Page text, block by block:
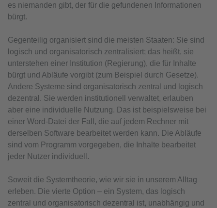
es niemanden gibt, der für die gefundenen Informationen
bürgt.
Gegenteilig organisiert sind die meisten Staaten: Sie sind
logisch und organisatorisch zentralisiert; das heißt, sie
unterstehen einer Institution (Regierung), die für Inhalte
bürgt und Abläufe vorgibt (zum Beispiel durch Gesetze).
Andere Systeme sind organisatorisch zentral und logisch
dezentral. Sie werden institutionell verwaltet, erlauben
aber eine individuelle Nutzung. Das ist beispielsweise bei
einer Word-Datei der Fall, die auf jedem Rechner mit
derselben Software bearbeitet werden kann. Die Abläufe
sind vom Programm vorgegeben, die Inhalte bearbeitet
jeder Nutzer individuell.
Soweit die Systemtheorie, wie wir sie in unserem Alltag
erleben. Die vierte Option – ein System, das logisch
zentral und organisatorisch dezentral ist, unabhängig und